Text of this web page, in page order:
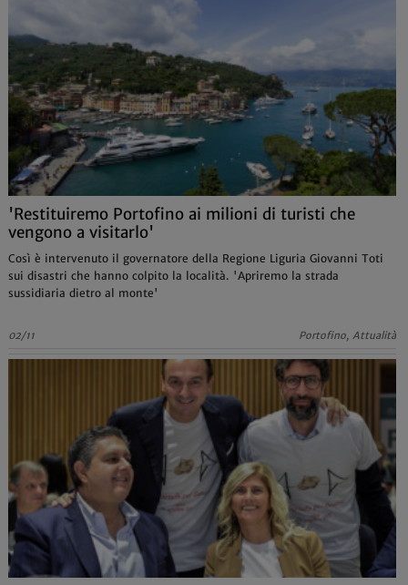
'Restituiremo Portofino ai milioni di turisti che
vengono a visitarlo'
Così è intervenuto il governatore della Regione Liguria Giovanni Toti
sui disastri che hanno colpito la località. 'Apriremo la strada
sussidiaria dietro al monte'
02/11 Portofino, Attualità